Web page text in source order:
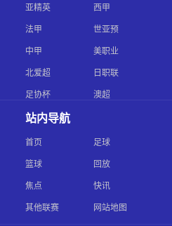
亚精英 西甲
法甲 世亚预
中甲 美职业
北爱超 日职联
足协杯 澳超
站内导航
首页 足球
篮球 回放
焦点 快讯
其他联赛 网站地图